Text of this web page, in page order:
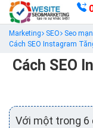
Marketing SEO
Seo
Cách SEO Instagram
Cách SEO
Với một trong 6